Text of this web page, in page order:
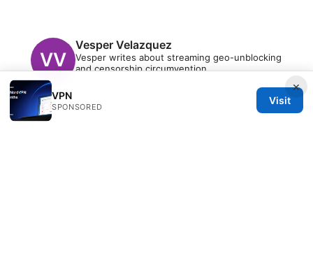
Vesper Velazquez
Vesper writes about streaming geo-unblocking
and censorship circumvention.
×
VPN
SPONSORED
Visit